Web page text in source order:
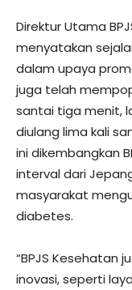
Direktur Utama
menyatakan
dalam upaya
juga telah
santai tiga menit,
diulang lima kali
ini dikembangkan
interval dari
masyarakat
diabetes.
“BPJS Kesehatan
inovasi, seperti